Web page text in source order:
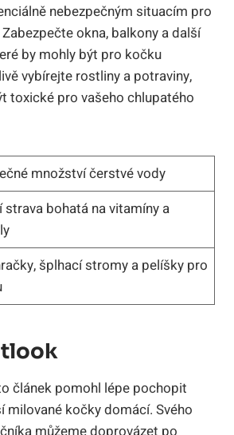
nebezpečným situacím pro
okna, balkony a další
by mohly být pro kočku
vybírejte rostliny a potraviny,
toxické pro vašeho chlupatého
množství čerstvé vody
strava bohatá na vitamíny a
šplhací stromy a pelíšky pro
článek pomohl lépe pochopit
milované kočky domácí. Svého